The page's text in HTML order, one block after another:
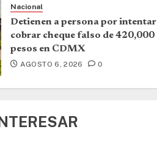
Nacional
Detienen a persona por intentar
cobrar cheque falso de 420,000
pesos en CDMX
AGOSTO 6, 2026 0